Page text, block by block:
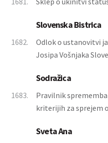
Slovenska Bistrica
1682.
Odlok o ustanovitvi
Josipa Vošnjaka
Sodražica
1683.
Pravilnik
kriterijih za sprejem
Sveta Ana